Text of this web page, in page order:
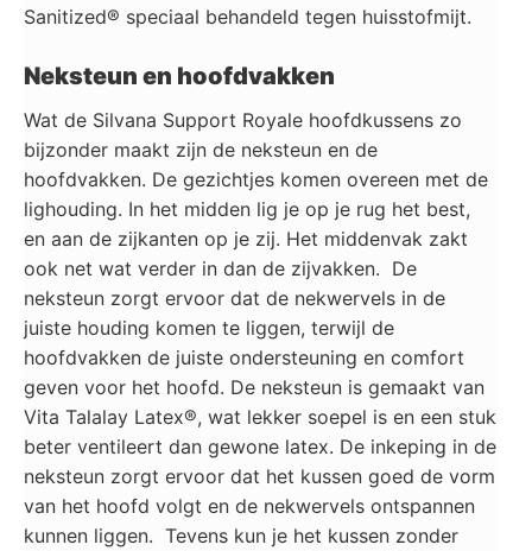
Sanitized® speciaal behandeld tegen huisstofmijt.
Neksteun en hoofdvakken
Wat de Silvana Support Royale hoofdkussens zo
bijzonder maakt zijn de neksteun en de
hoofdvakken. De gezichtjes komen overeen met de
lighouding. In het midden lig je op je rug het best,
en aan de zijkanten op je zij. Het middenvak zakt
ook net wat verder in dan de zijvakken. De
neksteun zorgt ervoor dat de nekwervels in de
juiste houding komen te liggen, terwijl de
hoofdvakken de juiste ondersteuning en comfort
geven voor het hoofd. De neksteun is gemaakt van
Vita Talalay Latex®, wat lekker soepel is en een stuk
beter ventileert dan gewone latex. De inkeping in de
neksteun zorgt ervoor dat het kussen goed de vorm
van het hoofd volgt en de nekwervels ontspannen
kunnen liggen. Tevens kun je het kussen zonder